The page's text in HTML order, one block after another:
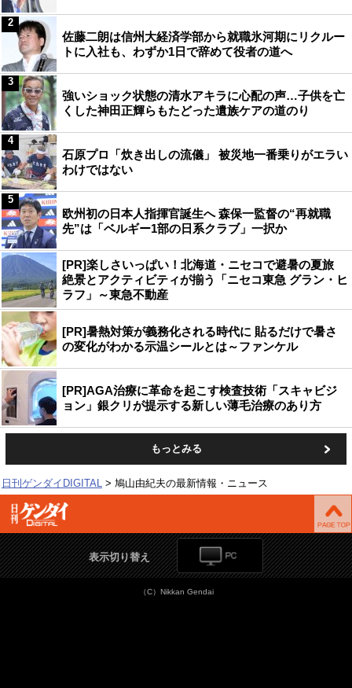
佐藤二朗は信州大経済学部から就職氷河期にリクルー
トに入社も、わずか1日で辞めて役者の道へ
2
強いショック状態の清水アキラに心配の声…子供を亡
くした神田正輝らもたどった遺族ケアの道のり
3
石原プロ「炊き出しの流儀」 被災地一番乗りがエラい
わけではない
4
欧州初の日本人指揮官誕生へ 森保一監督の“再就職
先”は「ベルギー1部の日系クラブ」一択か
5
[PR]楽しさいっぱい！北海道・ニセコで避暑の夏旅
絶景とアクティビティが揃う「ニセコ東急 グラン・ヒ
ラフ」～東急不動産
[PR]暑熱対策が義務化される時代に 貼るだけで暑さ
の変化がわかる示温シールとは～ファンケル
[PR]AGA治療に革命を起こす検査技術「スキャビジ
ョン」銀クリが提示する新しい薄毛治療のあり方
もっとみる
日刊ゲンダイDIGITAL 鳩山由紀夫の最新情報・ニュース
表示切り替え
（C）Nikkan Gendai